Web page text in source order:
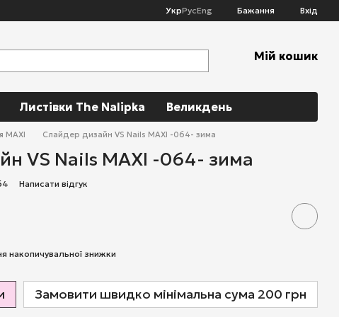
УкрРусEng Бажання Вхід
Мій кошик
Листівки The Nalipka Великдень
MAXI Слайдер дизайн VS Nails MAXI -064- зима
VS Nails MAXI -064- зима
Написати відгук
накопичувальної знижки
Замовити швидко мінімальна сума 200 грн